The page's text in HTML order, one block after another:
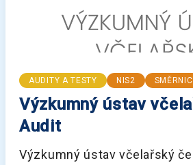
AUDITY A TESTY NIS2
Výzkumný ústav
Audit
Výzkumný ústav včelařský